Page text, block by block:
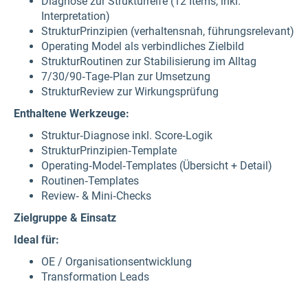
Interpretation)
StrukturPrinzipien (verhaltensnah, führungsrelevant)
Operating Model als verbindliches Zielbild
StrukturRoutinen zur Stabilisierung im Alltag
7/30/90‑Tage‑Plan zur Umsetzung
StrukturReview zur Wirkungsprüfung
Enthaltene Werkzeuge:
Struktur‑Diagnose inkl. Score‑Logik
StrukturPrinzipien‑Template
Operating‑Model‑Templates (Übersicht + Detail)
Routinen‑Templates
Review‑ & Mini‑Checks
Zielgruppe & Einsatz
Ideal für:
OE / Organisationsentwicklung
Transformation Leads